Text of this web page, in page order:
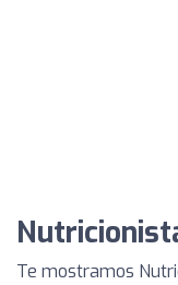
Te mostramos